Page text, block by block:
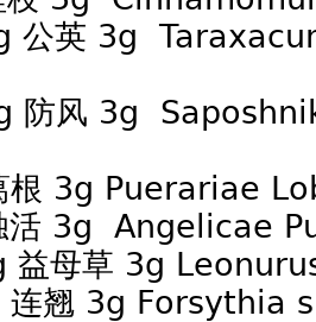
公英 3g
防风 3g
根 3g Puerariae
活 3g Angelicae
益母草 3g
翘 3g Forsythia